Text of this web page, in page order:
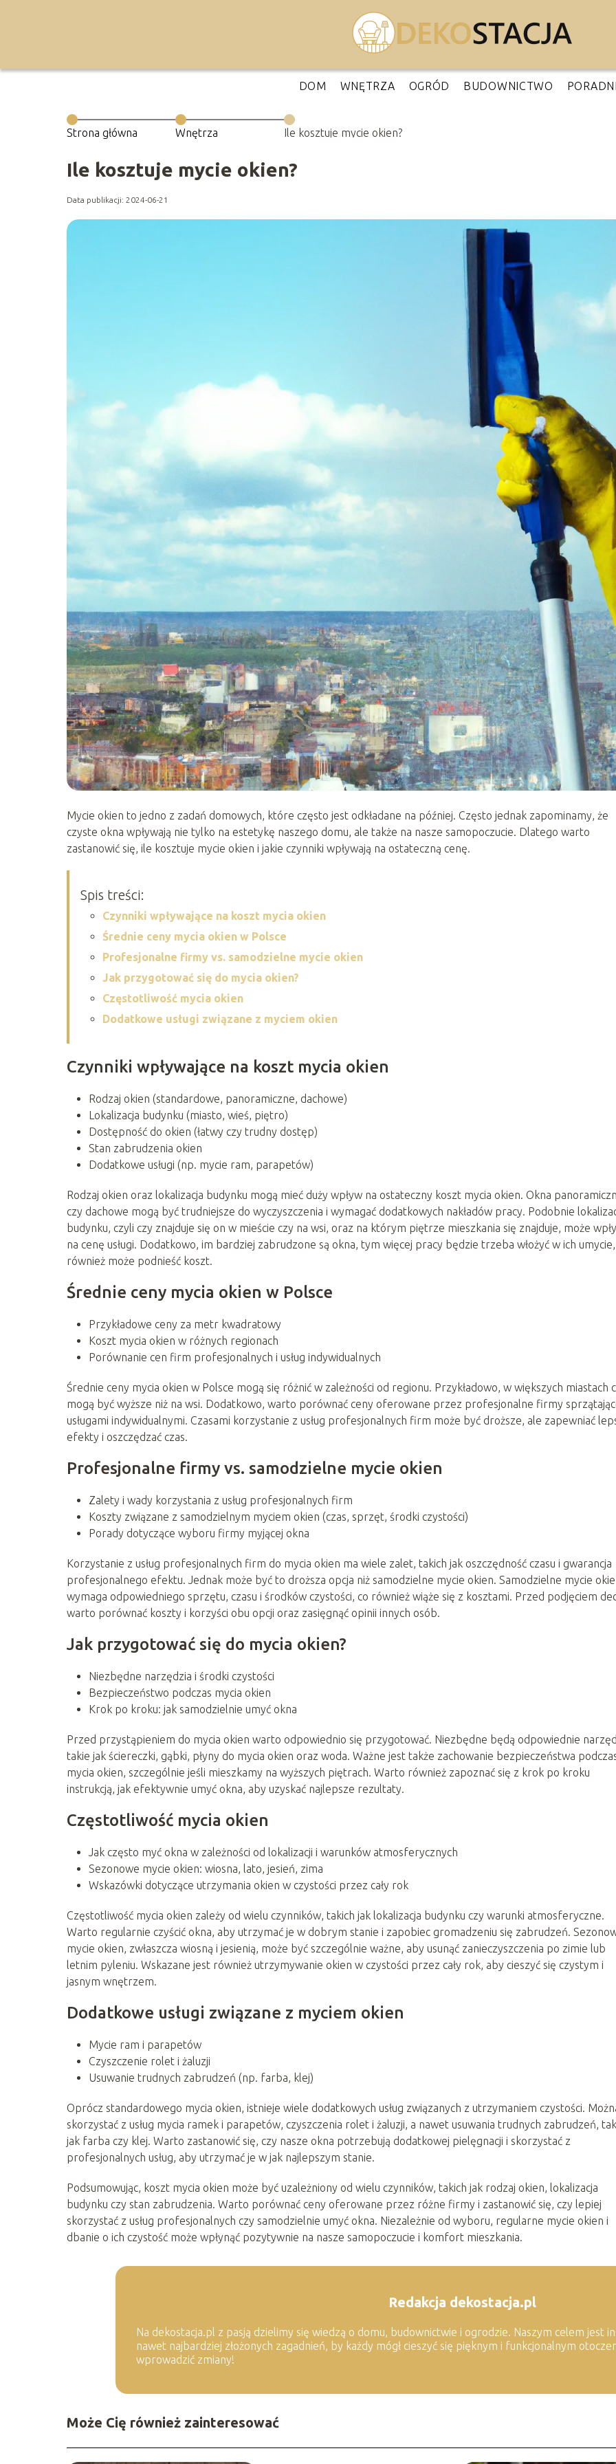
DOM WNĘTRZA OGRÓD BUDOWNICTWO
Strona główna Wnętrza Ile kosztuje mycie okien?
Ile kosztuje mycie okien?
Data publikacji: 2024-06-21
Mycie okien to jedno z zadań domowych, które często jest odkładane na później. Często jednak zapominamy, że
czyste okna wpływają nie tylko na estetykę naszego domu, ale także na nasze samopoczucie. Dlatego warto
zastanowić się, ile kosztuje mycie okien i jakie czynniki wpływają na ostateczną cenę.
Spis treści:
Czynniki wpływające na koszt mycia okien
Średnie ceny mycia okien w Polsce
Profesjonalne firmy vs. samodzielne mycie okien
Jak przygotować się do mycia okien?
Częstotliwość mycia okien
Dodatkowe usługi związane z myciem okien
Czynniki wpływające na koszt mycia okien
Rodzaj okien (standardowe, panoramiczne, dachowe)
Lokalizacja budynku (miasto, wieś, piętro)
Dostępność do okien (łatwy czy trudny dostęp)
Stan zabrudzenia okien
Dodatkowe usługi (np. mycie ram, parapetów)
Rodzaj okien oraz lokalizacja budynku mogą mieć duży wpływ na ostateczny koszt mycia okien. Okna
czy dachowe mogą być trudniejsze do wyczyszczenia i wymagać dodatkowych nakładów pracy. Podobnie
budynku, czyli czy znajduje się on w mieście czy na wsi, oraz na którym piętrze mieszkania się znajduje, może
na cenę usługi. Dodatkowo, im bardziej zabrudzone są okna, tym więcej pracy będzie trzeba włożyć w ich
również może podnieść koszt.
Średnie ceny mycia okien w Polsce
Przykładowe ceny za metr kwadratowy
Koszt mycia okien w różnych regionach
Porównanie cen firm profesjonalnych i usług indywidualnych
Średnie ceny mycia okien w Polsce mogą się różnić w zależności od regionu. Przykładowo, w większych miastach
mogą być wyższe niż na wsi. Dodatkowo, warto porównać ceny oferowane przez profesjonalne firmy
usługami indywidualnymi. Czasami korzystanie z usług profesjonalnych firm może być droższe, ale zapewniać
efekty i oszczędzać czas.
Profesjonalne firmy vs. samodzielne mycie okien
Zalety i wady korzystania z usług profesjonalnych firm
Koszty związane z samodzielnym myciem okien (czas, sprzęt, środki czystości)
Porady dotyczące wyboru firmy myjącej okna
Korzystanie z usług profesjonalnych firm do mycia okien ma wiele zalet, takich jak oszczędność czasu i gwarancja
profesjonalnego efektu. Jednak może być to droższa opcja niż samodzielne mycie okien. Samodzielne mycie
wymaga odpowiedniego sprzętu, czasu i środków czystości, co również wiąże się z kosztami. Przed podjęciem
warto porównać koszty i korzyści obu opcji oraz zasięgnąć opinii innych osób.
Jak przygotować się do mycia okien?
Niezbędne narzędzia i środki czystości
Bezpieczeństwo podczas mycia okien
Krok po kroku: jak samodzielnie umyć okna
Przed przystąpieniem do mycia okien warto odpowiednio się przygotować. Niezbędne będą odpowiednie
takie jak ściereczki, gąbki, płyny do mycia okien oraz woda. Ważne jest także zachowanie bezpieczeństwa
mycia okien, szczególnie jeśli mieszkamy na wyższych piętrach. Warto również zapoznać się z krok po kroku
instrukcją, jak efektywnie umyć okna, aby uzyskać najlepsze rezultaty.
Częstotliwość mycia okien
Jak często myć okna w zależności od lokalizacji i warunków atmosferycznych
Sezonowe mycie okien: wiosna, lato, jesień, zima
Wskazówki dotyczące utrzymania okien w czystości przez cały rok
Częstotliwość mycia okien zależy od wielu czynników, takich jak lokalizacja budynku czy warunki atmosferyczne.
Warto regularnie czyścić okna, aby utrzymać je w dobrym stanie i zapobiec gromadzeniu się zabrudzeń.
mycie okien, zwłaszcza wiosną i jesienią, może być szczególnie ważne, aby usunąć zanieczyszczenia po zimie lub
letnim pyleniu. Wskazane jest również utrzymywanie okien w czystości przez cały rok, aby cieszyć się czystym i
jasnym wnętrzem.
Dodatkowe usługi związane z myciem okien
Mycie ram i parapetów
Czyszczenie rolet i żaluzji
Usuwanie trudnych zabrudzeń (np. farba, klej)
Oprócz standardowego mycia okien, istnieje wiele dodatkowych usług związanych z utrzymaniem czystości.
skorzystać z usług mycia ramek i parapetów, czyszczenia rolet i żaluzji, a nawet usuwania trudnych zabrudzeń,
jak farba czy klej. Warto zastanowić się, czy nasze okna potrzebują dodatkowej pielęgnacji i skorzystać z
profesjonalnych usług, aby utrzymać je w jak najlepszym stanie.
Podsumowując, koszt mycia okien może być uzależniony od wielu czynników, takich jak rodzaj okien, lokalizacja
budynku czy stan zabrudzenia. Warto porównać ceny oferowane przez różne firmy i zastanowić się, czy lepiej
skorzystać z usług profesjonalnych czy samodzielnie umyć okna. Niezależnie od wyboru, regularne mycie okien i
dbanie o ich czystość może wpłynąć pozytywnie na nasze samopoczucie i komfort mieszkania.
Redakcja dekostacja.pl
Na dekostacja.pl z pasją dzielimy się wiedzą o domu, budownictwie i ogrodzie. Naszym celem jest
nawet najbardziej złożonych zagadnień, by każdy mógł cieszyć się pięknym i funkcjonalnym
wprowadzić zmiany!
Może Cię również zainteresować